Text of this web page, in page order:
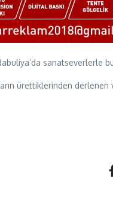
sanatseverlerle
ürettiklerinden